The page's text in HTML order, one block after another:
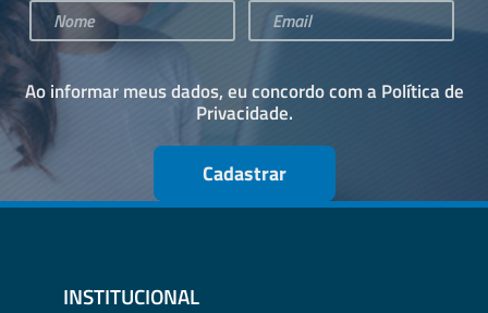
Ao informar meus dados, eu concordo com aPolítica de
Privacidade.
Cadastrar
INSTITUCIONAL